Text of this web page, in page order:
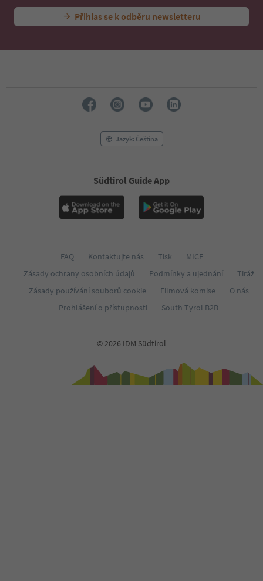
Přihlas se k odběru newsletteru
Jazyk: Čeština
Südtirol Guide App
FAQ Kontaktujte nás Tisk
MICE
Zásady ochrany osobních údajů
Podmínky a ujednání
Tiráž
Zásady používání souborů cookie
Filmová komise
O nás
Prohlášení o přístupnosti
South Tyrol B2B
© 2026 IDM Südtirol